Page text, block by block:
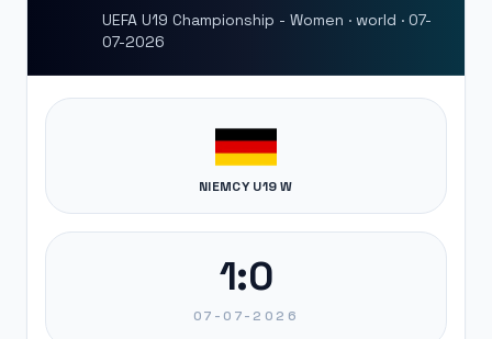
UEFA U19 Championship - Women · world · 07-
07-2026
NIEMCY U19 W
1:0
07-07-2026